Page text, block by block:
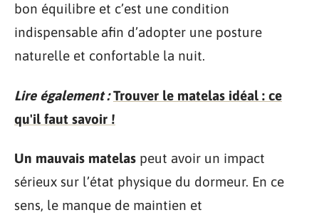
bon équilibre et c’est une condition
indispensable afin d’adopter une posture
naturelle et confortable la nuit.
Lire également : Trouver le matelas idéal : ce
qu'il faut savoir !
Un mauvais matelas peut avoir un impact
sérieux sur l’état physique du dormeur. En ce
sens, le manque de maintien et